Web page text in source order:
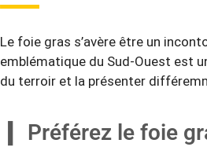
Le foie gras s’avère être un
emblématique du Sud-Ouest est
du terroir et la présenter
Préférez le foie